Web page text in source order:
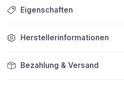
Eigenschaften
Herstellerinformationen
Bezahlung & Versand